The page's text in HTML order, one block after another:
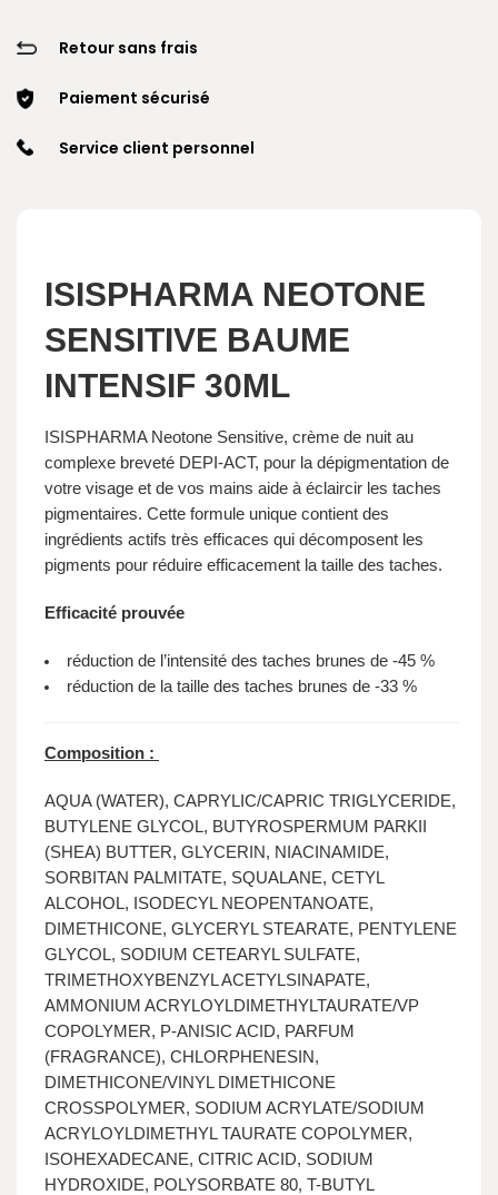
Retour sans frais
Paiement sécurisé
Service client personnel
ISISPHARMA NEOTONE
SENSITIVE BAUME
INTENSIF 30ML
ISISPHARMA Neotone Sensitive, crème de nuit au
complexe breveté DEPI-ACT, pour la dépigmentation de
votre visage et de vos mains aide à éclaircir les taches
pigmentaires. Cette formule unique contient des
ingrédients actifs très efficaces qui décomposent les
pigments pour réduire efficacement la taille des taches.
Efficacité prouvée
réduction de l’intensité des taches brunes de -45 %
réduction de la taille des taches brunes de -33 %
Composition :
AQUA (WATER), CAPRYLIC/CAPRIC TRIGLYCERIDE,
BUTYLENE GLYCOL, BUTYROSPERMUM PARKII
(SHEA) BUTTER, GLYCERIN, NIACINAMIDE,
SORBITAN PALMITATE, SQUALANE, CETYL
ALCOHOL, ISODECYL NEOPENTANOATE,
DIMETHICONE, GLYCERYL STEARATE, PENTYLENE
GLYCOL, SODIUM CETEARYL SULFATE,
TRIMETHOXYBENZYL ACETYLSINAPATE,
AMMONIUM ACRYLOYLDIMETHYLTAURATE/VP
COPOLYMER, P-ANISIC ACID, PARFUM
(FRAGRANCE), CHLORPHENESIN,
DIMETHICONE/VINYL DIMETHICONE
CROSSPOLYMER, SODIUM ACRYLATE/SODIUM
ACRYLOYLDIMETHYL TAURATE COPOLYMER,
ISOHEXADECANE, CITRIC ACID, SODIUM
HYDROXIDE, POLYSORBATE 80, T-BUTYL